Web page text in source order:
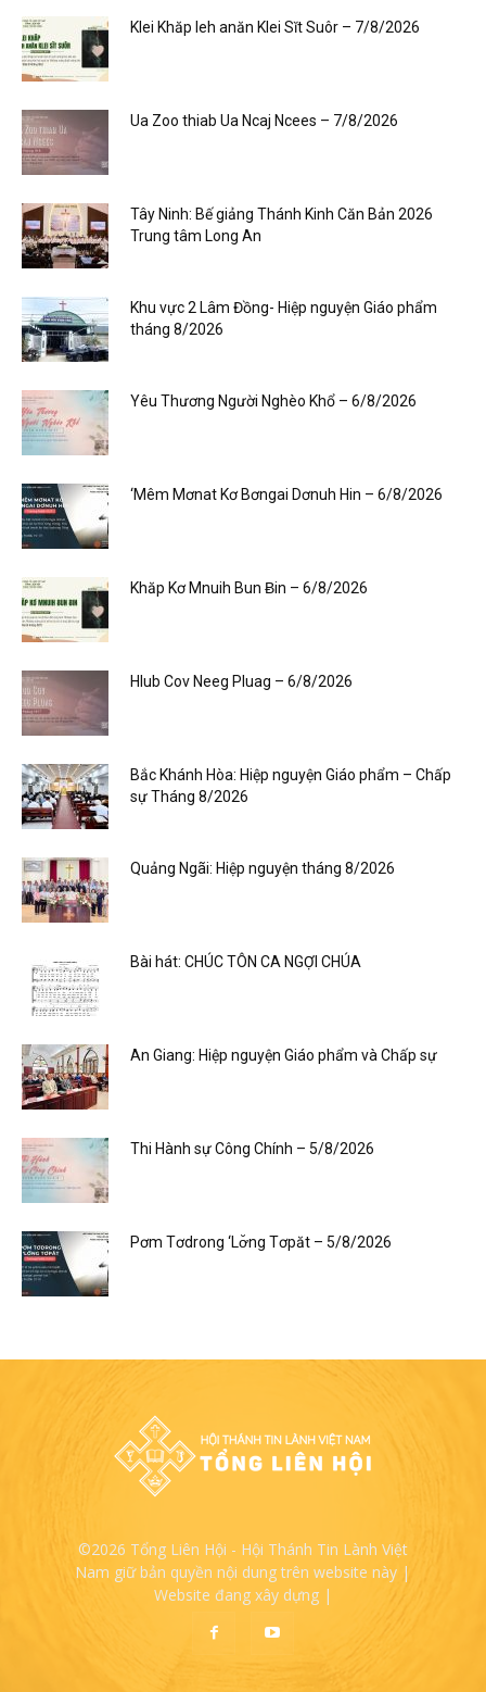
Klei Khăp leh anăn Klei Sĭt Suôr – 7/8/2026
Ua Zoo thiab Ua Ncaj Ncees – 7/8/2026
Tây Ninh: Bế giảng Thánh Kinh Căn Bản 2026
Trung tâm Long An
Khu vực 2 Lâm Đồng- Hiệp nguyện Giáo phẩm
tháng 8/2026
Yêu Thương Người Nghèo Khổ – 6/8/2026
‘Mêm Mơnat Kơ Bơngai Dơnuh Hin – 6/8/2026
Khăp Kơ Mnuih Bun Ƀin – 6/8/2026
Hlub Cov Neeg Pluag – 6/8/2026
Bắc Khánh Hòa: Hiệp nguyện Giáo phẩm – Chấp
sự Tháng 8/2026
Quảng Ngãi: Hiệp nguyện tháng 8/2026
Bài hát: CHÚC TÔN CA NGỢI CHÚA
An Giang: Hiệp nguyện Giáo phẩm và Chấp sự
Thi Hành sự Công Chính – 5/8/2026
Pơm Tơdrong ‘Lơ̆ng Tơpăt – 5/8/2026
©2026 Tổng Liên Hội - Hội Thánh Tin Lành Việt
Nam giữ bản quyền nội dung trên website này |
Website đang xây dựng |